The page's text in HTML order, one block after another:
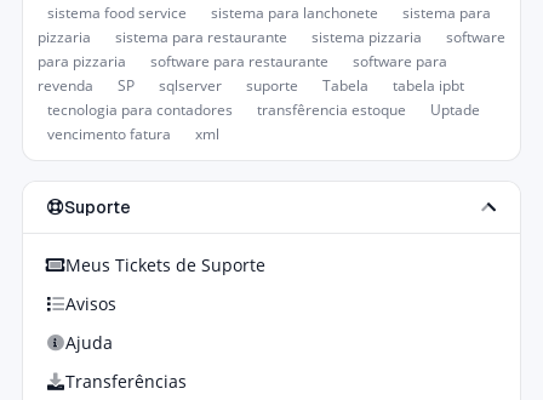
sistema food service sistema para lanchonete
sistema para
pizzaria
sistema para restaurante sistema pizzaria
software
para pizzaria
software para restaurante
software para
revenda
SP sqlserver suporte Tabela
tabela ipbt
tecnologia para contadores
transfêrencia estoque
Uptade
vencimento fatura
xml
Suporte
Meus Tickets de Suporte
Avisos
Ajuda
Transferências